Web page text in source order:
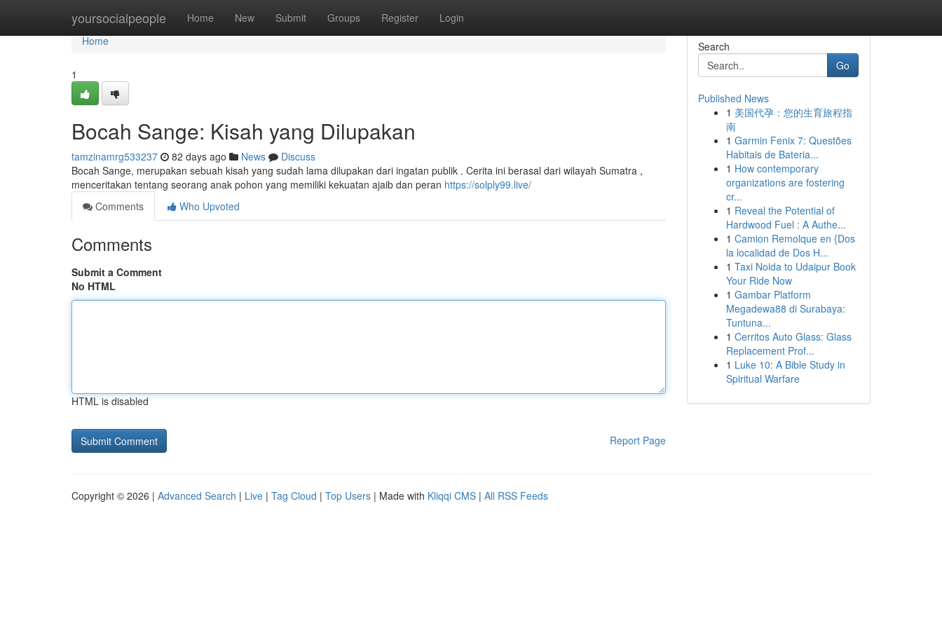
yoursocialpeople Home New Submit Groups Register Login
Home
Home
1
Bocah Sange: Kisah yang Dilupakan
tamzinamrg533237 82 days ago News
Discuss
Bocah Sange, merupakan sebuah kisah yang sudah lama dilupakan dari ingatan publik . Cerita ini berasal dari wilayah Sumatra ,
menceritakan tentang seorang anak pohon yang memiliki kekuatan ajaib dan peran https://solply99.live/
Comments
Who Upvoted
Comments
Submit a Comment
No HTML
HTML is disabled
Report Page
Search
Go
Published News
1 美国代孕：您的生育旅程指
南
1 Garmin Fenix 7: Questões
Habitais de Bateria...
1 How contemporary
organizations are fostering
cr...
1 Reveal the Potential of
Hardwood Fuel : A Authe...
1 Camion Remolque en {Dos
la localidad de Dos H...
1 Taxi Noida to Udaipur Book
Your Ride Now
1 Gambar Platform
Megadewa88 di Surabaya:
Tuntuna...
1 Cerritos Auto Glass: Glass
Replacement Prof...
1 Luke 10: A Bible Study in
Spiritual Warfare
Copyright © 2026 | Advanced Search | Live | Tag Cloud | Top Users | Made with Kliqqi CMS | All RSS Feeds